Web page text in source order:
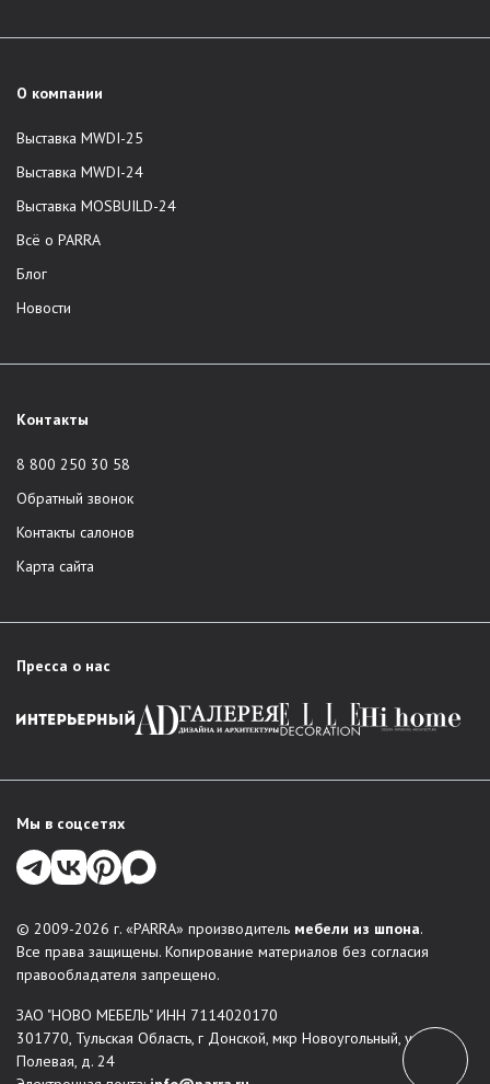
О компании
Выставка MWDI-25
Выставка MWDI-24
Выставка MOSBUILD-24
Всё о PARRA
Блог
Новости
Контакты
8 800 250 30 58
Обратный звонок
Контакты салонов
Карта сайта
Пресса о нас
Мы в соцсетях
© 2009-2026 г. «PARRA» производитель мебели из шпона.
Все права защищены. Копирование материалов без согласия
правообладателя запрещено.
ЗАО "НОВО МЕБЕЛЬ" ИНН 7114020170
301770, Тульская Область, г Донской, мкр Новоугольный, ул
Полевая, д. 24